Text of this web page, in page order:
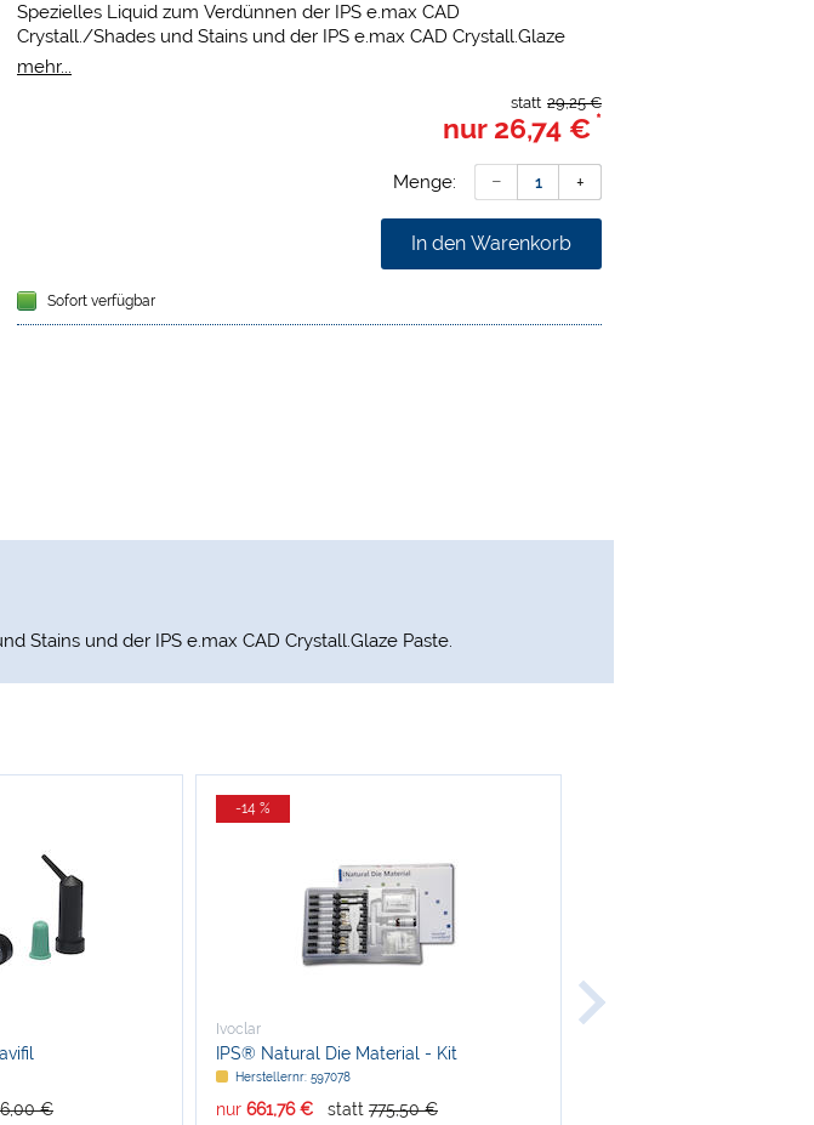
Spezielles Liquid zum Verdünnen der IPS e.max CAD
Crystall./Shades und Stains und der IPS e.max CAD Crystall.Glaze
Paste.
mehr...
29,25 €
statt
nur 26,74 € *
Menge:
In den Warenkorb
Sofort verfügbar
Stains und der IPS e.max CAD Crystall.Glaze Paste.
€
-14 %
Ivoclar
IPS® Natural Die Material - Kit
Herstellernr: 597078
nur 661,76 € statt 775,50 €